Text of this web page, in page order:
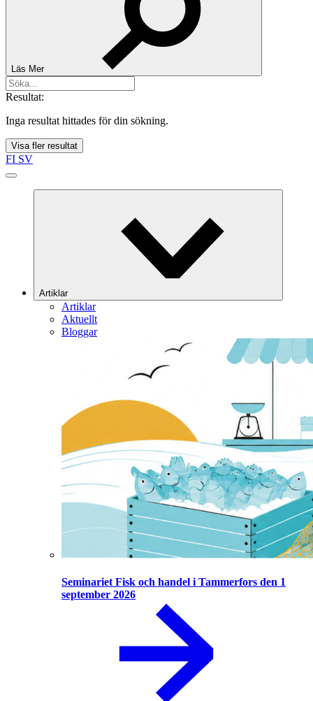
Läs Mer
Resultat:
Inga resultat hittades för din sökning.
Visa fler resultat
FI SV
Artiklar
Artiklar
Aktuellt
Bloggar
Seminariet Fisk och handel i Tammerfors den 1
september 2026